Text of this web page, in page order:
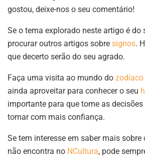
gostou, deixe-nos o seu comentário!
Se o tema explorado neste artigo é do
procurar outros artigos sobre signos.
que decerto serão do seu agrado.
Faça uma visita ao mundo do zodíaco
ainda aproveitar para conhecer o seu
importante para que tome as decisões
tomar com mais confiança.
Se tem interesse em saber mais
não encontra no NCultura, pode